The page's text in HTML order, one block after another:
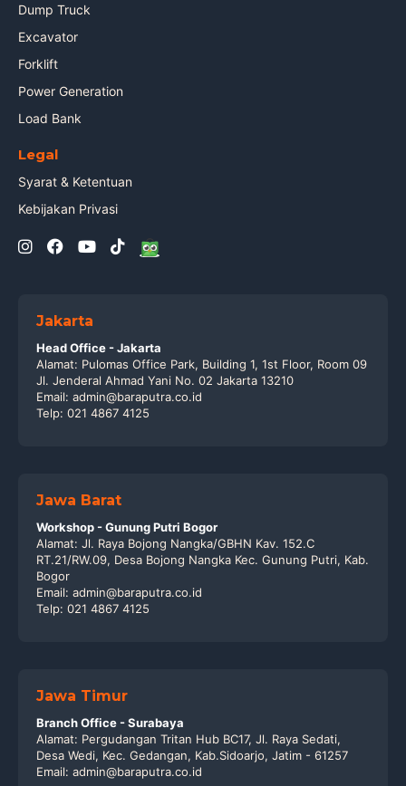
Dump Truck
Excavator
Forklift
Power Generation
Load Bank
Legal
Syarat & Ketentuan
Kebijakan Privasi
Jakarta
Head Office - Jakarta
Alamat: Pulomas Office Park, Building 1, 1st Floor, Room 09
Jl. Jenderal Ahmad Yani No. 02 Jakarta 13210
Email: admin@baraputra.co.id
Telp: 021 4867 4125
Jawa Barat
Workshop - Gunung Putri Bogor
Alamat: Jl. Raya Bojong Nangka/GBHN Kav. 152.C
RT.21/RW.09, Desa Bojong Nangka Kec. Gunung Putri, Kab.
Bogor
Email: admin@baraputra.co.id
Telp: 021 4867 4125
Jawa Timur
Branch Office - Surabaya
Alamat: Pergudangan Tritan Hub BC17, Jl. Raya Sedati,
Desa Wedi, Kec. Gedangan, Kab.Sidoarjo, Jatim - 61257
Email: admin@baraputra.co.id